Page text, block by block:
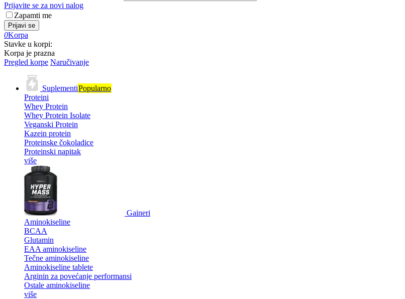
Prijavite se za novi nalog
Zapamti me
Prijavi se
0Korpa
Stavke u korpi:
Korpa je prazna
Pregled korpe Naručivanje
SuplementiPopularno
Proteini
Whey Protein
Whey Protein Isolate
Veganski Protein
Kazein protein
Proteinske čokoladice
Proteinski napitak
više
Gaineri
Aminokiseline
BCAA
Glutamin
EAA aminokiseline
Tečne aminokiseline
Aminokiseline tablete
Arginin za povećanje performansi
Ostale aminokiseline
više